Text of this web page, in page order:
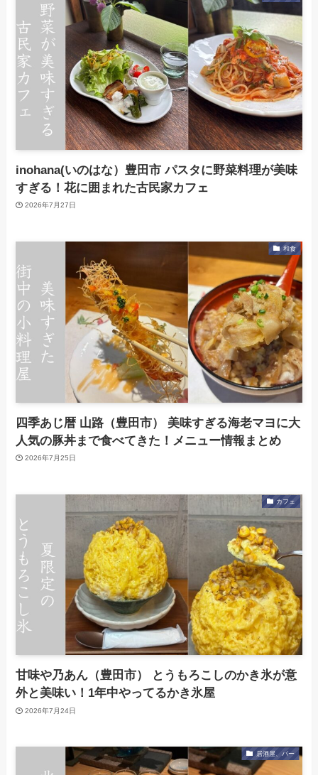
inohana(いのはな）豊田市 パスタに野菜料理が美味
すぎる！花に囲まれた古民家カフェ
2026年7月27日
和食
四季あじ暦 山路（豊田市） 美味すぎる海老マヨに大
人気の豚丼まで食べてきた！メニュー情報まとめ
2026年7月25日
カフェ
甘味や乃あん（豊田市） とうもろこしのかき氷が意
外と美味い！1年中やってるかき氷屋
2026年7月24日
居酒屋、バー